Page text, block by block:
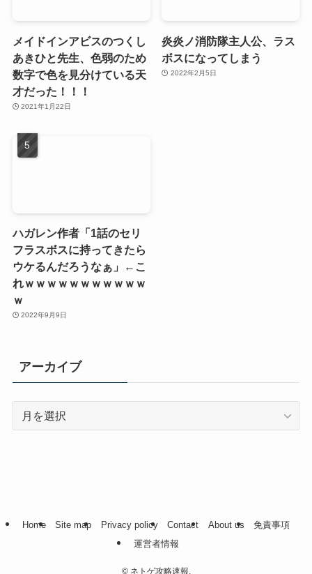
メイドインアビスのつくし
あきひと先生、色弱のため
数字で色を見分けている天
才だった！！！
2021年1月22日
炎炎ノ消防隊主人公、ラス
ボスになってしまう
2022年2月5日
ハガレン作者「1話のセリ
フラスボスに持ってきたら
ウケるんだろうなぁ」←こ
れｗｗｗｗｗｗｗｗｗｗｗ
ｗ
2022年9月9日
アーカイブ
Home Site map Privacy policy Contact About us
免責事項
運営者情報
©ネトゲ攻略速報.